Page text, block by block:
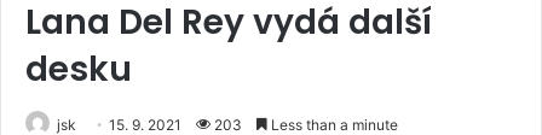
Lana Del Rey vydá další
desku
jsk 15. 9. 2021 203 Less than a minute